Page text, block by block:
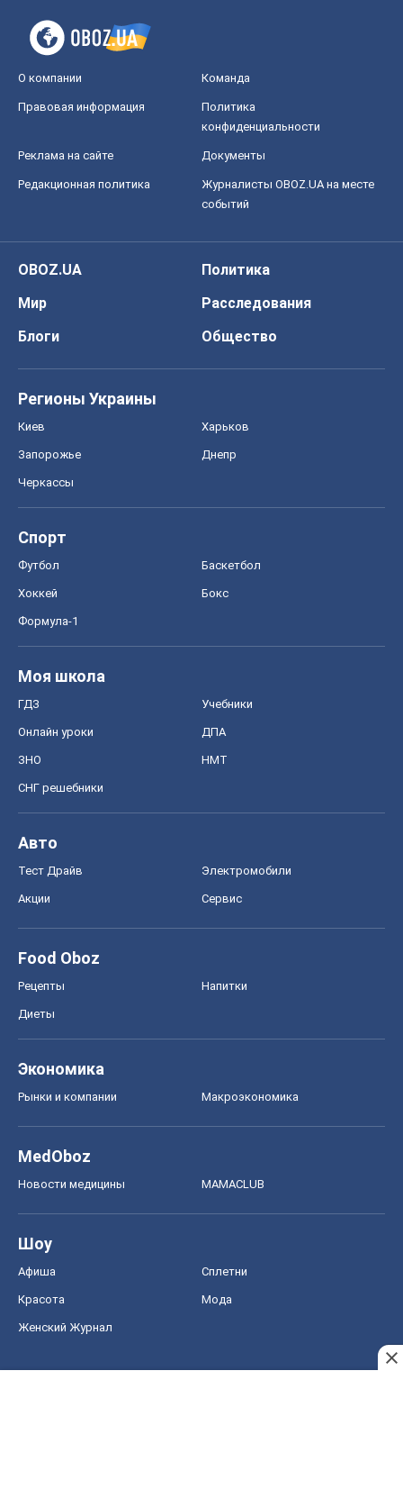
О компании Команда
Правовая информация
Политика
конфиденциальности
Реклама на сайте Документы
Редакционная политика
Журналисты OBOZ.UA на месте
событий
OBOZ.UA
Политика
Мир
Расследования
Блоги
Общество
Регионы Украины
Киев Харьков
Запорожье Днепр
Черкассы
Спорт
Футбол Баскетбол
Хоккей Бокс
Формула-1
Моя школа
ГДЗ Учебники
Онлайн уроки ДПА
ЗНО НМТ
СНГ решебники
Авто
Тест Драйв Электромобили
Акции Сервис
Food Oboz
Рецепты Напитки
Диеты
Экономика
Рынки и компании Mакроэкономика
MedOboz
Новости медицины MAMACLUB
Шоу
Афиша Сплетни
Красота Мода
Женский Журнал